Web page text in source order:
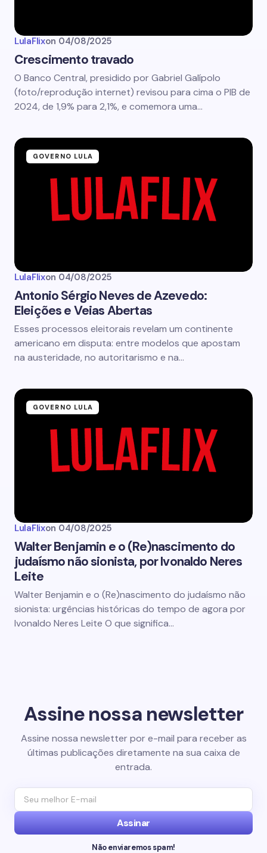
LulaFlixon 04/08/2025
Crescimento travado
O Banco Central, presidido por Gabriel Galípolo
(foto/reprodução internet) revisou para cima o PIB de
2024, de 1,9% para 2,1%, e comemora uma…
GOVERNO LULA
LulaFlixon 04/08/2025
Antonio Sérgio Neves de Azevedo:
Eleições e Veias Abertas
Esses processos eleitorais revelam um continente
americano em disputa: entre modelos que apostam
na austeridade, no autoritarismo e na…
GOVERNO LULA
LulaFlixon 04/08/2025
Walter Benjamin e o (Re)nascimento do
judaísmo não sionista, por Ivonaldo Neres
Leite
Walter Benjamin e o (Re)nascimento do judaísmo não
sionista: urgências históricas do tempo de agora por
Ivonaldo Neres Leite O que significa…
Assine nossa newsletter
Assine nossa newsletter por e-mail para receber as
últimas publicações diretamente na sua caixa de
entrada.
Assinar
Não enviaremos spam!